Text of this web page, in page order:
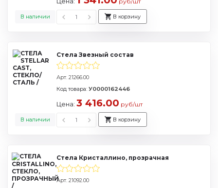
В наличии В корзину
Стела Звезный состав
Арт. 21266.00
В наличии
Код товара: У0000162446
Цена: 3 416.00 руб/шт
В корзину
Стела Кристаллино, прозрачная
Арт. 21092.00